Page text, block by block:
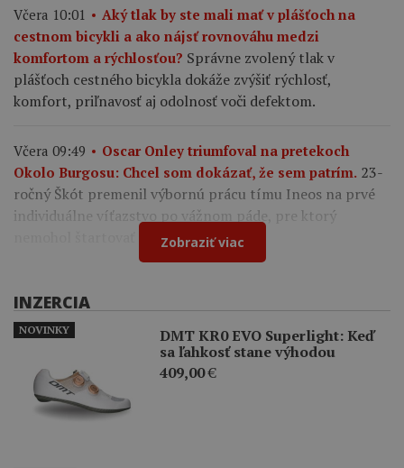
Včera 10:01
Aký tlak by ste mali mať v plášťoch na
cestnom bicykli a ako nájsť rovnováhu medzi
komfortom a rýchlosťou? Správne zvolený tlak v
plášťoch cestného bicykla dokáže zvýšiť rýchlosť,
komfort, priľnavosť aj odolnosť voči defektom.
Včera 09:49
Oscar Onley triumfoval na pretekoch
Okolo Burgosu: Chcel som dokázať, že sem patrím. 23-
ročný Škót premenil výbornú prácu tímu Ineos na prvé
individuálne víťazstvo po vážnom páde, pre ktorý
nemohol štartovať na Tour de France.
Zobraziť viac
INZERCIA
DMT KR0 EVO Superlight: Keď
sa ľahkosť stane výhodou
409,00€
NOVINKY